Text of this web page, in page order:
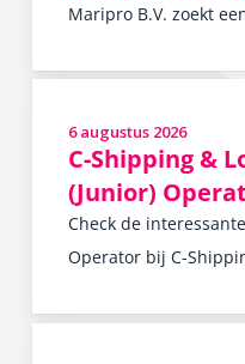
Maripro B.V. zoekt
READ MORE
6 augustus 2026in
C-Shipping &
(Junior)
Check de
Operator bij C-
READ MORE